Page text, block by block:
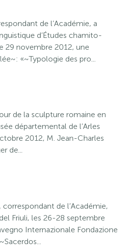
de l’Académie, a
d’Études chamito-
29 novembre 2012, une
«~Typologie des pro...
de la sculpture romaine en
départemental de l’Arles
2012, M. Jean-Charles
de...
de l’Académie,
Friuli, les 26-28 septembre
Internazionale Fondazione